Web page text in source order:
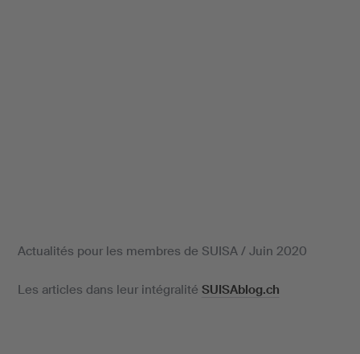
Actualités pour les membres de SUISA / Juin 2020
Les articles dans leur intégralité SUISAblog.ch